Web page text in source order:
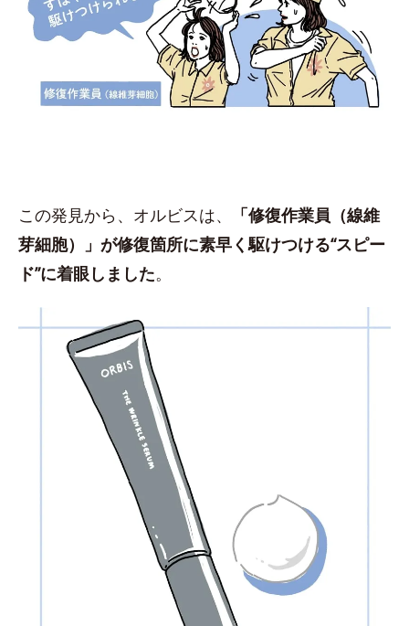
この発見から、オルビスは、
「修復作業員（線維
芽細胞）」が修復箇所に素早く駆けつける“スピー
ド”に着眼しました。